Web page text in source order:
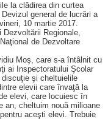
la clădirea din curtea
general de lucrări a
10 martie 2017.
Regionale,
de Dezvoltare
Moş, care s-a întâlnit cu
ai Inspectoratului Şcolar
şi cheltuielile
elevii care învaţă la
elevi, care locuiesc în
an, cheltuim nouă milioane
aceşti elevi. Trebuie